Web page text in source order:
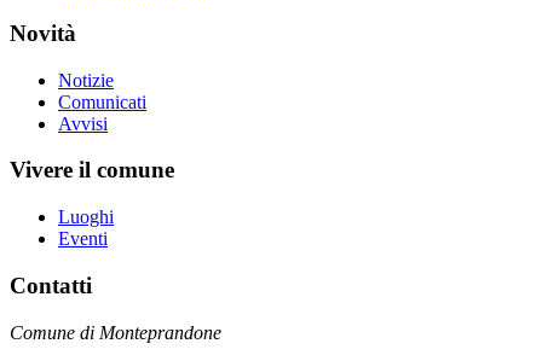
Novità
Notizie
Comunicati
Avvisi
Vivere il comune
Luoghi
Eventi
Contatti
Comune di Monteprandone